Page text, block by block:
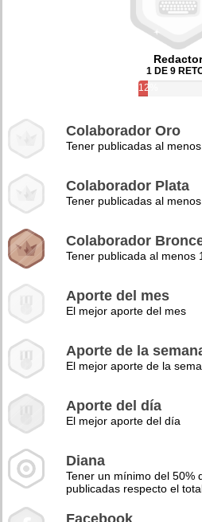
Redactor
1 DE 9
12%
Colaborador Oro
Tener publicadas al
Colaborador Plata
Tener publicadas al
Colaborador
Tener publicada al menos
Aporte del mes
El mejor aporte del mes
Aporte de la
El mejor aporte de la
Aporte del día
El mejor aporte del día
Diana
Tener un mínimo del 50%
publicadas respecto el
Facebook